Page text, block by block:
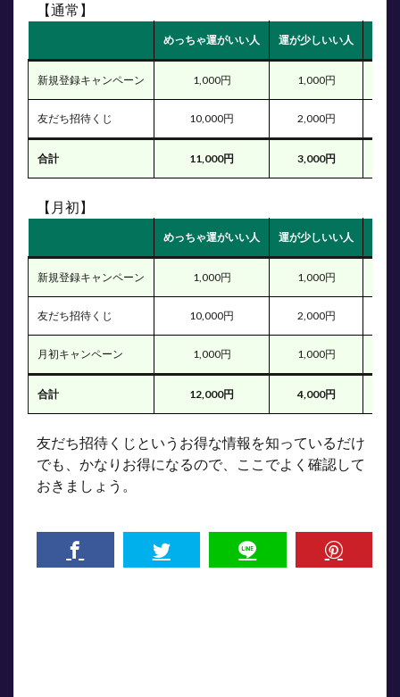
【通常】
めっちゃ運がいい人 運が少しいい人
新規登録キャンペーン 1,000円 1,000円
友だち招待くじ 10,000円 2,000円
合計 11,000円 3,000円
【月初】
めっちゃ運がいい人 運が少しいい人
新規登録キャンペーン 1,000円 1,000円
友だち招待くじ 10,000円 2,000円
月初キャンペーン 1,000円 1,000円
合計 12,000円 4,000円
友だち招待くじというお得な情報を知っているだけ
でも、かなりお得になるので、ここでよく確認して
おきましょう。